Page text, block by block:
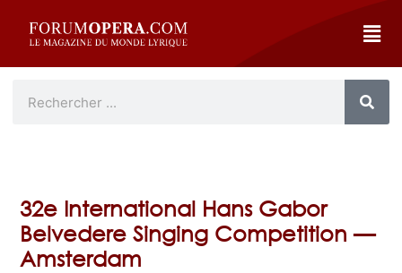
32e International Hans Gabor
Belvedere Singing Competition —
Amsterdam